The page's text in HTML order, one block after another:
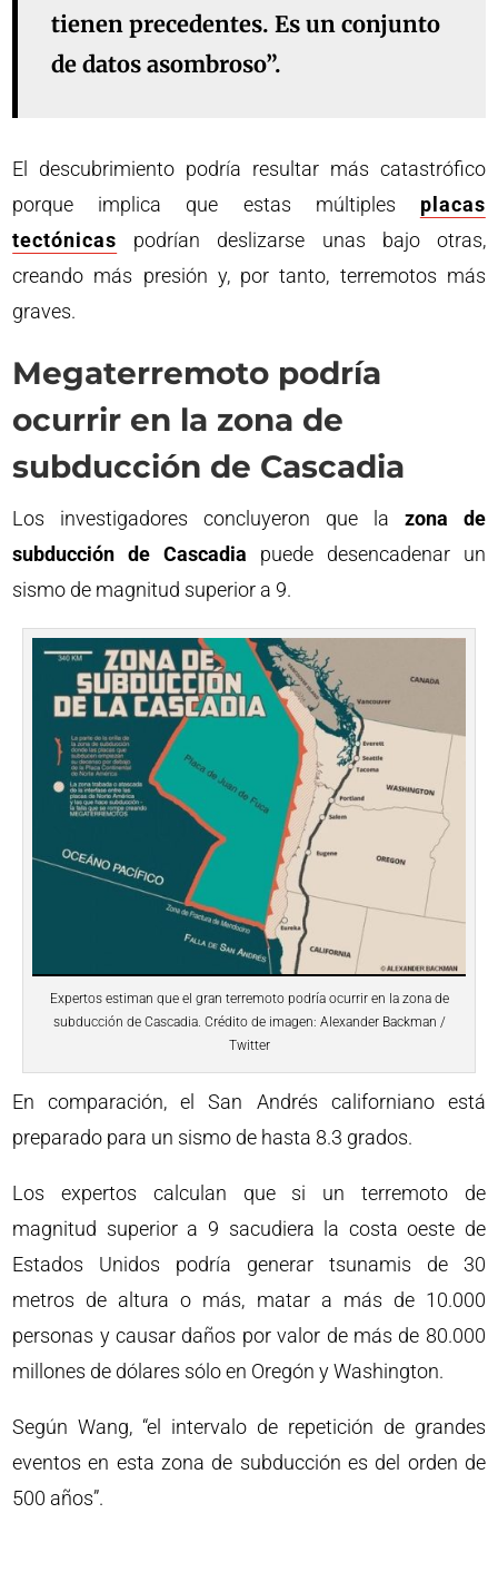
tienen precedentes. Es un conjunto
de datos asombroso”.
El descubrimiento podría resultar más catastrófico
porque implica que estas múltiples placas
tectónicas podrían deslizarse unas bajo otras,
creando más presión y, por tanto, terremotos más
graves.
Megaterremoto podría
ocurrir en la zona de
subducción de Cascadia
Los investigadores concluyeron que la zona de
subducción de Cascadia puede desencadenar un
sismo de magnitud superior a 9.
Expertos estiman que el gran terremoto podría ocurrir en la zona de
subducción de Cascadia. Crédito de imagen: Alexander Backman /
Twitter
En comparación, el San Andrés californiano está
preparado para un sismo de hasta 8.3 grados.
Los expertos calculan que si un terremoto de
magnitud superior a 9 sacudiera la costa oeste de
Estados Unidos podría generar tsunamis de 30
metros de altura o más, matar a más de 10.000
personas y causar daños por valor de más de 80.000
millones de dólares sólo en Oregón y Washington.
Según Wang, “el intervalo de repetición de grandes
eventos en esta zona de subducción es del orden de
500 años”.